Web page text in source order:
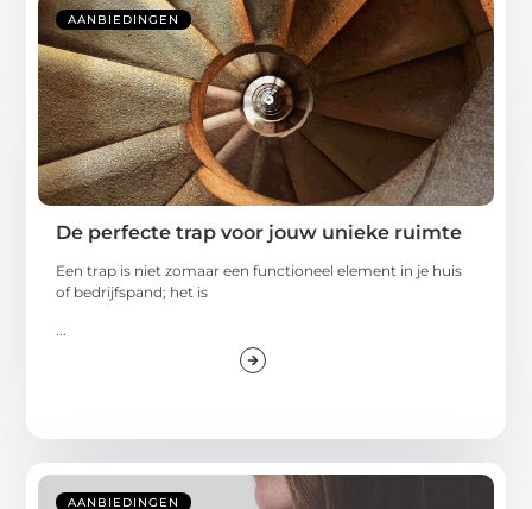
AANBIEDINGEN
De perfecte trap voor jouw unieke ruimte
Een trap is niet zomaar een functioneel element in je huis
of bedrijfspand; het is
...
AANBIEDINGEN